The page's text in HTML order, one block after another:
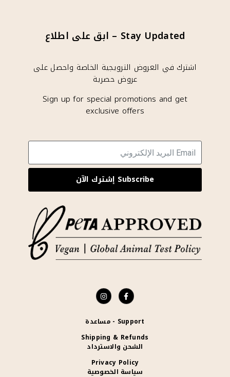
Stay Updated – ابق على اطلاع
اشترك في العروض الترويجية الخاصة واحصل على
عروض حصرية
Sign up for special promotions and get
exclusive offers
Subscribe إشترك الآن
Support - مساعدة
Shipping & Refunds
الشحن والاسترداد
Privacy Policy
سياسة الخصوصية